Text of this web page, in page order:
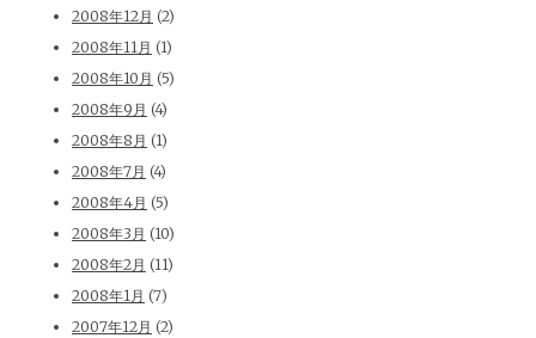
2008年12月 (2)
2008年11月 (1)
2008年10月 (5)
2008年9月 (4)
2008年8月 (1)
2008年7月 (4)
2008年4月 (5)
2008年3月 (10)
2008年2月 (11)
2008年1月 (7)
2007年12月 (2)